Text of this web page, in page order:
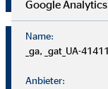
Google
Name:
_ga, _gat_UA-
Anbieter: